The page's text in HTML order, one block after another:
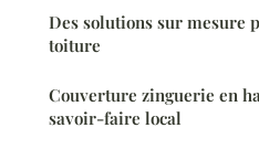
Des solutions sur mesure
toiture
Couverture zinguerie en
savoir-faire local